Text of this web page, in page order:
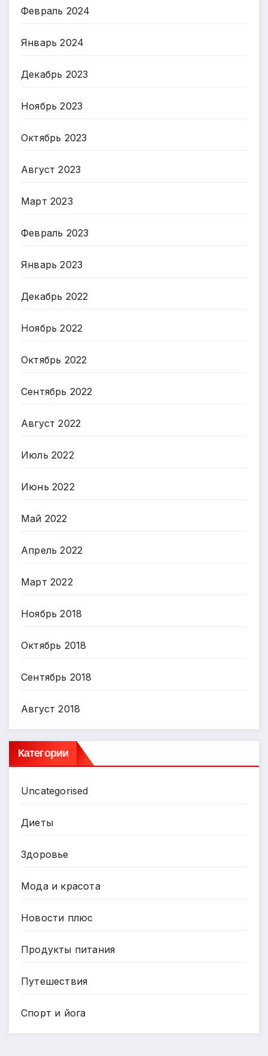
Февраль 2024
Январь 2024
Декабрь 2023
Ноябрь 2023
Октябрь 2023
Август 2023
Март 2023
Февраль 2023
Январь 2023
Декабрь 2022
Ноябрь 2022
Октябрь 2022
Сентябрь 2022
Август 2022
Июль 2022
Июнь 2022
Май 2022
Апрель 2022
Март 2022
Ноябрь 2018
Октябрь 2018
Сентябрь 2018
Август 2018
Категории
Uncategorised
Диеты
Здоровье
Мода и красота
Новости плюс
Продукты питания
Путешествия
Спорт и йога